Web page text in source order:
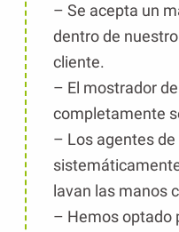
– Se acepta un
dentro de
cliente.
– El mostrador
completamente
– Los agentes
lavan las manos
– Hemos optado